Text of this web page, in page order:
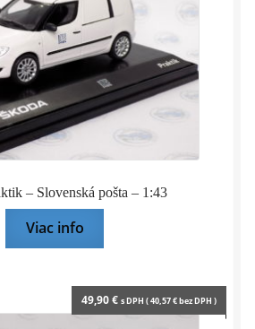
– Slovenská pošta – 1:43
Viac info
49,90€ s DPH (40,57€bez DPH )